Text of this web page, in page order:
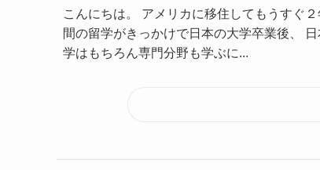
こんにちは。 アメリカに移住してもうすぐ
間の留学がきっかけで日本の大学卒業後、
学はもちろん専門分野も学ぶに...